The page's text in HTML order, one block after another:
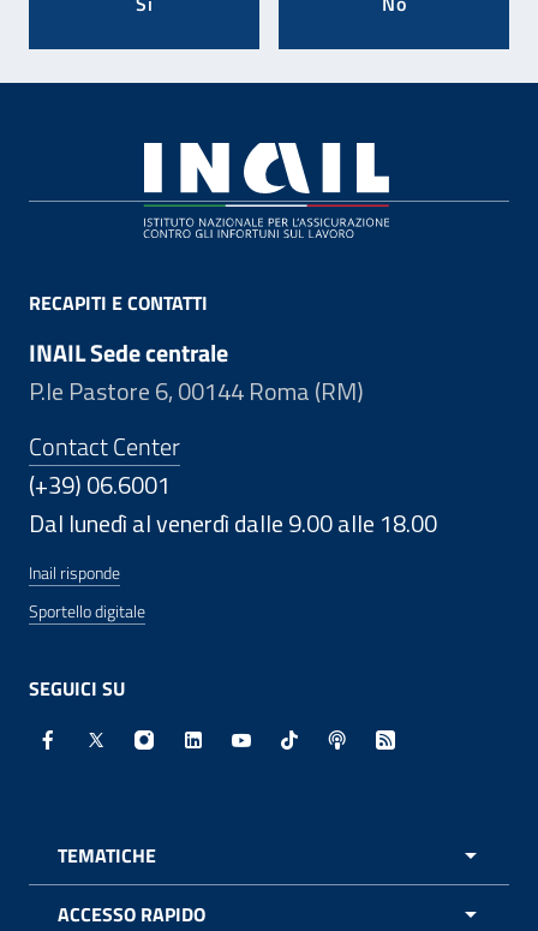
RECAPITI E CONTATTI
INAIL Sede centrale
P.le Pastore 6, 00144 Roma (RM)
Contact Center
(+39) 06.6001
Dal lunedì al venerdì dalle 9.00 alle 18.00
Inail risponde
Sportello digitale
SEGUICI SU
Facebook - Sito esterno - Apertura in nuova finestra
X - Sito esterno - Apertura in nuova finestra
Instagram - Sito esterno - Apertura in
Linkedin - Sito esterno - Apertura in
Youtube - Sito esterno -
TikTok - Sito esterno -
Spreaker - Sito
Feed RSS -
TEMATICHE
ACCESSO RAPIDO